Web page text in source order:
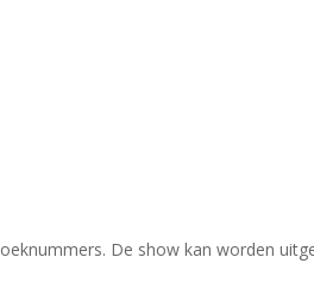
De show kan worden